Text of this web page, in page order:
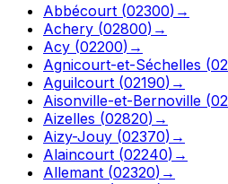
Abbécourt (02300) →
Achery (02800) →
Acy (02200) →
Agnicourt-et-Séchelles (
Aguilcourt (02190) →
Aisonville-et-Bernoville (
Aizelles (02820) →
Aizy-Jouy (02370) →
Alaincourt (02240) →
Allemant (02320) →